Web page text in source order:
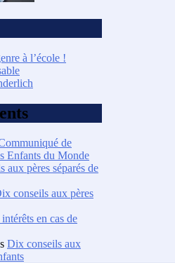
à l’école !
de
Enfants du Monde
aux pères séparés de
conseils aux pères
en cas de
Dix conseils aux